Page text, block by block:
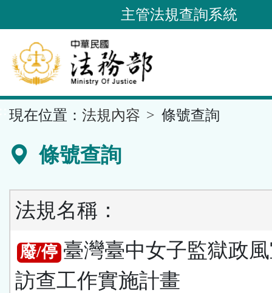
到
要
內
容
區
主管法規查詢系統
現在位置： 法規內容 條號查詢
條號查詢
法規名稱：
廢/停 臺灣臺中女子監獄政
訪查工作實施計畫